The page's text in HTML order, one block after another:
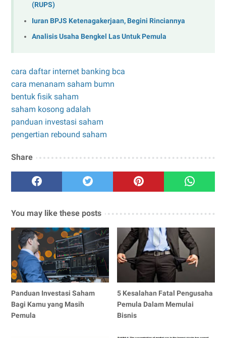
(RUPS)
Iuran BPJS Ketenagakerjaan, Begini Rinciannya
Analisis Usaha Bengkel Las Untuk Pemula
cara daftar internet banking bca
cara menanam saham bumn
bentuk fisik saham
saham kosong adalah
panduan investasi saham
pengertian rebound saham
Share
You may like these posts
Panduan Investasi Saham
Bagi Kamu yang Masih
Pemula
5 Kesalahan Fatal Pengusaha
Pemula Dalam Memulai
Bisnis